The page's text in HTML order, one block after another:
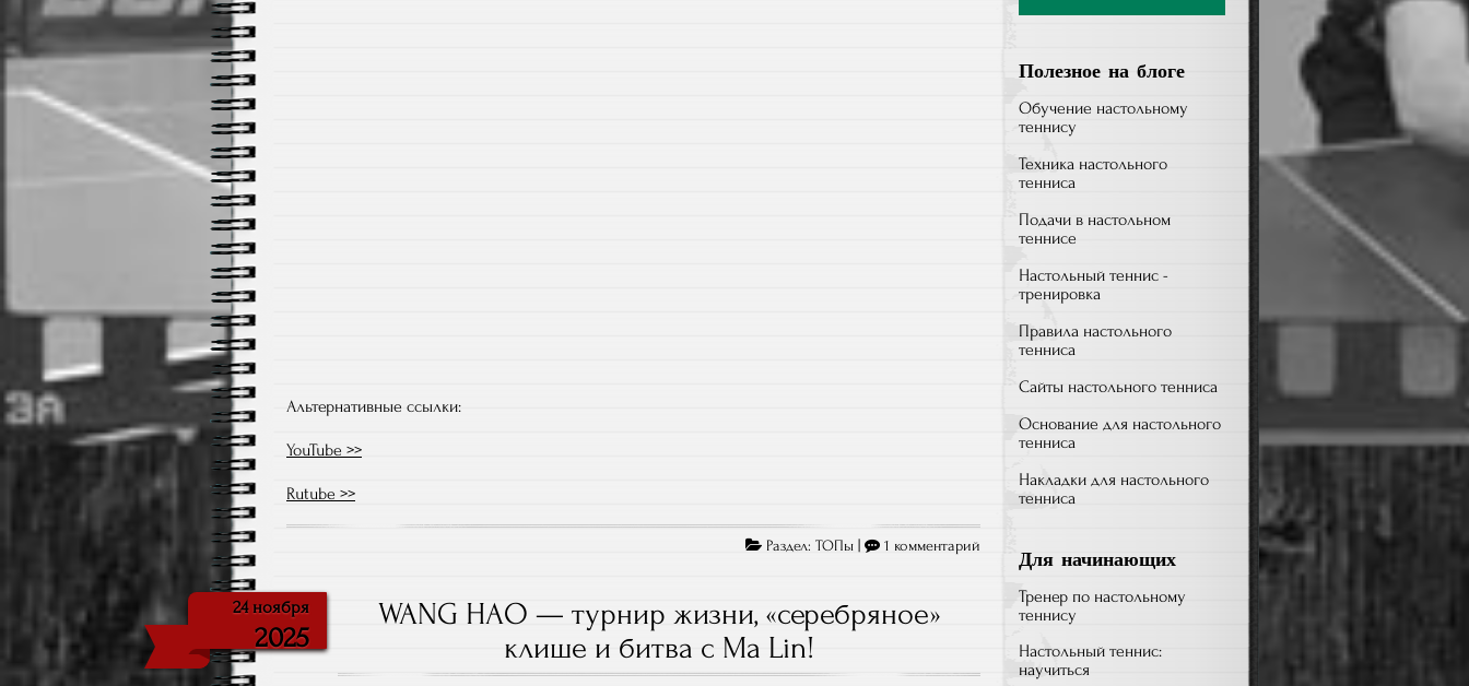
Альтернативные ссылки:
YouTube >>
Rutube >>
Раздел:ТОПы | 1 комментарий
записи
до
24 ноября
2025
WANG HAO — турнир жизни, «серебряное»
клише и битва с Ma Lin!
Полезное на блоге
Обучение настольному
теннису
Техника настольного
тенниса
Подачи в настольном
теннисе
Настольный теннис -
тренировка
Правила настольного
тенниса
Сайты настольного тенниса
Основание для настольного
тенниса
Накладки для настольного
тенниса
Для начинающих
Тренер по настольному
теннису
Настольный теннис:
научиться